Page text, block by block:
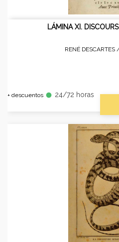
LÁMINA XI.
RENÉ DESCARTES
+ descuentos fiber_manual_record 24/72 horas